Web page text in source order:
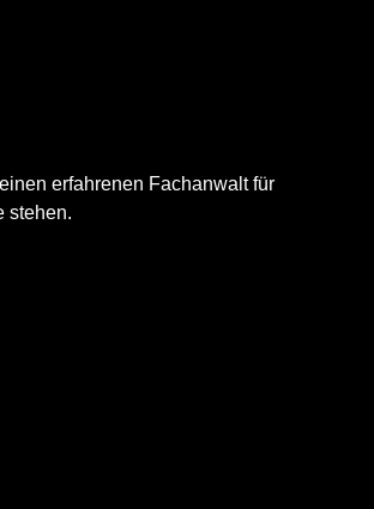
erfahrenen Fachanwalt für
stehen.